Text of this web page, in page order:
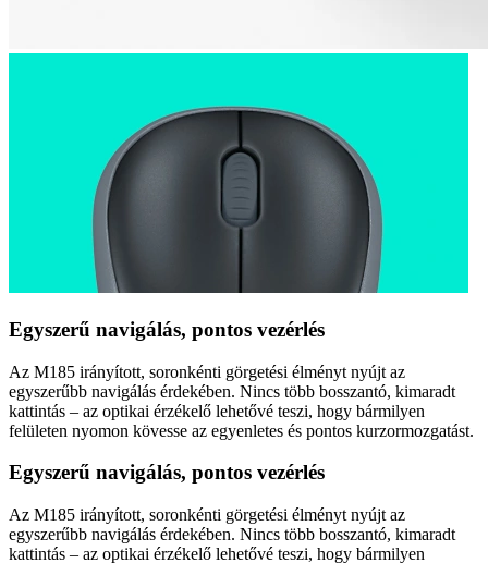
Egyszerű navigálás, pontos vezérlés
Az M185 irányított, soronkénti görgetési élményt nyújt az
egyszerűbb navigálás érdekében. Nincs több bosszantó, kimaradt
kattintás – az optikai érzékelő lehetővé teszi, hogy bármilyen
felületen nyomon kövesse az egyenletes és pontos kurzormozgatást.
Egyszerű navigálás, pontos vezérlés
Az M185 irányított, soronkénti görgetési élményt nyújt az
egyszerűbb navigálás érdekében. Nincs több bosszantó, kimaradt
kattintás – az optikai érzékelő lehetővé teszi, hogy bármilyen